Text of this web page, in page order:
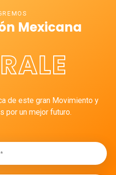
Mexicana
de este gran Movimiento y
por un mejor futuro.